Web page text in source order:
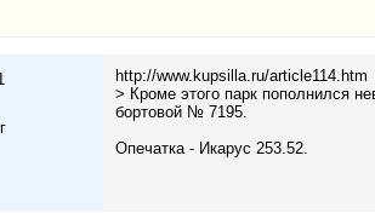
http://www.kupsilla.ru/article114.htm
> Кроме этого парк пополнился
бортовой № 7195.
Опечатка - Икарус 253.52.